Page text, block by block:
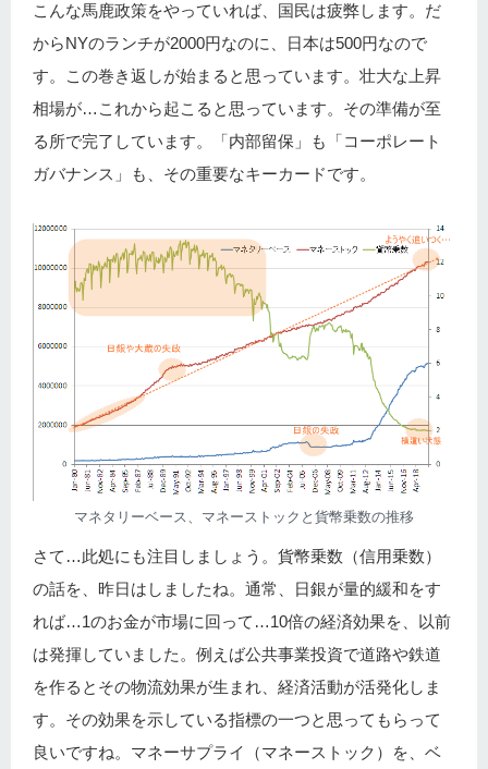
こんな馬鹿政策をやっていれば、国民は疲弊します。だ
からNYのランチが2000円なのに、日本は500円なので
す。この巻き返しが始まると思っています。壮大な上昇
相場が…これから起こると思っています。その準備が至
る所で完了しています。「内部留保」も「コーポレート
ガバナンス」も、その重要なキーカードです。
マネタリーベース、マネーストックと貨幣乗数の推移
さて…此処にも注目しましょう。貨幣乗数（信用乗数）
の話を、昨日はしましたね。通常、日銀が量的緩和をす
れば…1のお金が市場に回って…10倍の経済効果を、以前
は発揮していました。例えば公共事業投資で道路や鉄道
を作るとその物流効果が生まれ、経済活動が活発化しま
す。その効果を示している指標の一つと思ってもらって
良いですね。マネーサプライ（マネーストック）を、ベ